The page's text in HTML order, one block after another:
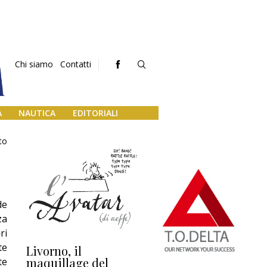
Chi siamo Contatti
NAUTICA EDITORIALI
Livorno, il
maquillage del
L’uscita di scena di